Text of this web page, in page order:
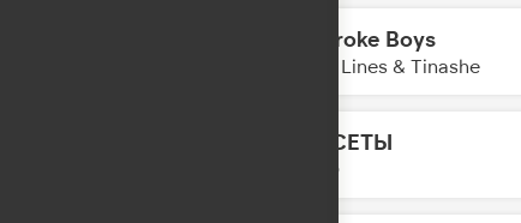
No Broke Boys
Disco Lines & Tinashe
КАССЕТЫ
LYRIQ